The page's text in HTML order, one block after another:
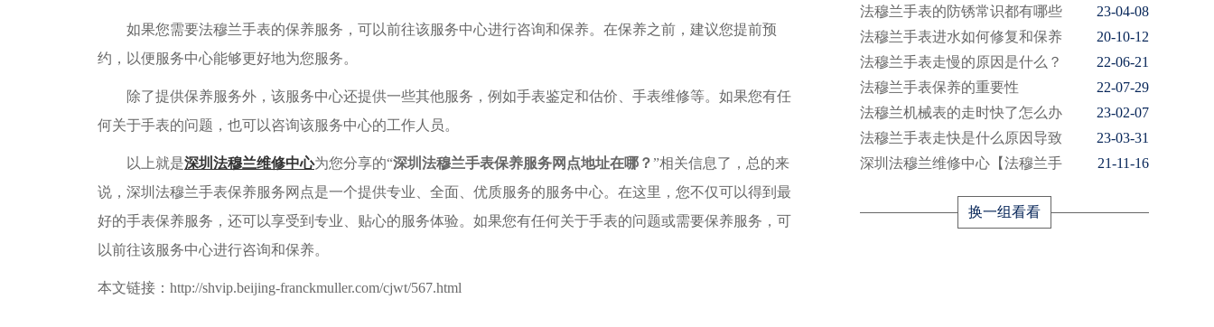
如果您需要法穆兰手表的保养服务，可以前往该服务中心进行咨询和保养。在保养之前，建议您提前预
约，以便服务中心能够更好地为您服务。
除了提供保养服务外，该服务中心还提供一些其他服务，例如手表鉴定和估价、手表维修等。如果您有任
何关于手表的问题，也可以咨询该服务中心的工作人员。
以上就是深圳法穆兰维修中心为您分享的“深圳法穆兰手表保养服务网点地址在哪？”相关信息了，总的来
说，深圳法穆兰手表保养服务网点是一个提供专业、全面、优质服务的服务中心。在这里，您不仅可以得到最
好的手表保养服务，还可以享受到专业、贴心的服务体验。如果您有任何关于手表的问题或需要保养服务，可
以前往该服务中心进行咨询和保养。
本文链接：http://shvip.beijing-franckmuller.com/cjwt/567.html
法穆兰手表的防锈常识都有哪些
23-04-08
法穆兰手表进水如何修复和保养
20-10-12
法穆兰手表走慢的原因是什么？
22-06-21
法穆兰手表保养的重要性
22-07-29
法穆兰机械表的走时快了怎么办
23-02-07
法穆兰手表走快是什么原因导致
23-03-31
深圳法穆兰维修中心【法穆兰手
21-11-16
换一组看看